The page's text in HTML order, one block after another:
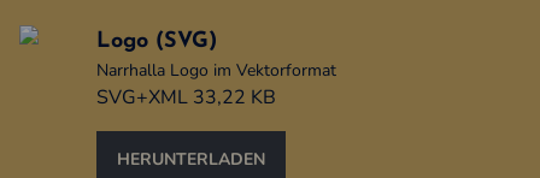
Logo (SVG)
Narrhalla Logo im Vektorformat
SVG+XML 33,22 KB
HERUNTERLADEN